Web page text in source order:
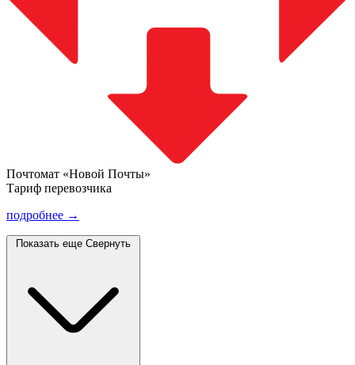
Почтомат «Новой Почты»
Тариф перевозчика
подробнее →
Показать еще Свернуть